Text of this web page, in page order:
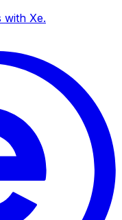
with Xe.